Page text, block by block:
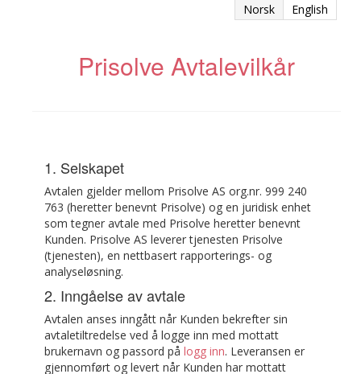
Norsk English
Prisolve Avtalevilkår
1. Selskapet
Avtalen gjelder mellom Prisolve AS org.nr. 999 240
763 (heretter benevnt Prisolve) og en juridisk enhet
som tegner avtale med Prisolve heretter benevnt
Kunden. Prisolve AS leverer tjenesten Prisolve
(tjenesten), en nettbasert rapporterings- og
analyseløsning.
2. Inngåelse av avtale
Avtalen anses inngått når Kunden bekrefter sin
avtaletiltredelse ved å logge inn med mottatt
brukernavn og passord på logg inn. Leveransen er
gjennomført og levert når Kunden har mottatt